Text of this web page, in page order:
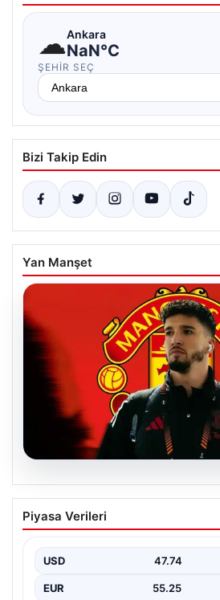
☁Ankara
NaN°C
ŞEHIR SEÇ
Bizi Takip Edin
Yan Manşet
07.08.2026
Manchester United
Altay Bayındır’ın yeni
Piyasa Verileri
USD 47.74
EUR 55.25